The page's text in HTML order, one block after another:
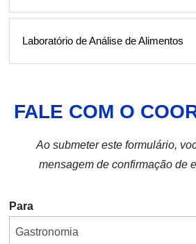
Laboratório de Análise de Alimentos
FALE COM O
Ao submeter este formulário,
mensagem de confirmação de
Para